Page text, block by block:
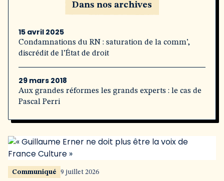
Dans nos archives
15 avril 2025
Condamnations du RN : saturation de la comm’,
discrédit de l’État de droit
29 mars 2018
Aux grandes réformes les grands experts : le cas de
Pascal Perri
Communiqué 9 juillet 2026